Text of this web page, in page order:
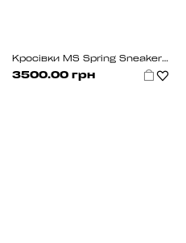
Кросiвки MS Spring Sneakers Black
3500.00 грн